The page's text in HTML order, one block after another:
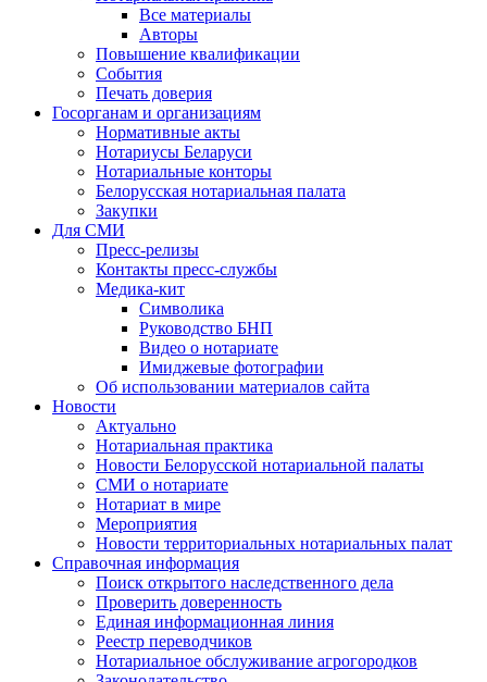
Все материалы
Авторы
Повышение квалификации
События
Печать доверия
Госорганам и организациям
Нормативные акты
Нотариусы Беларуси
Нотариальные конторы
Белорусская нотариальная палата
Закупки
Для СМИ
Пресс-релизы
Контакты пресс-службы
Медика-кит
Символика
Руководство БНП
Видео о нотариате
Имиджевые фотографии
Об использовании материалов сайта
Новости
Актуально
Нотариальная практика
Новости Белорусской нотариальной палаты
СМИ о нотариате
Нотариат в мире
Мероприятия
Новости территориальных нотариальных палат
Справочная информация
Поиск открытого наследственного дела
Проверить доверенность
Единая информационная линия
Реестр переводчиков
Нотариальное обслуживание агрогородков